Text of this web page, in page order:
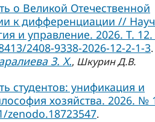
о Великой Отечественной
к дифференциации //
и управление. 2026. Т.
2408-9338-2026-12-2-1-3.
З. Х., Шкурин Д.В.
студентов: унификация и
хозяйства. 2026. №
zenodo.18723547.